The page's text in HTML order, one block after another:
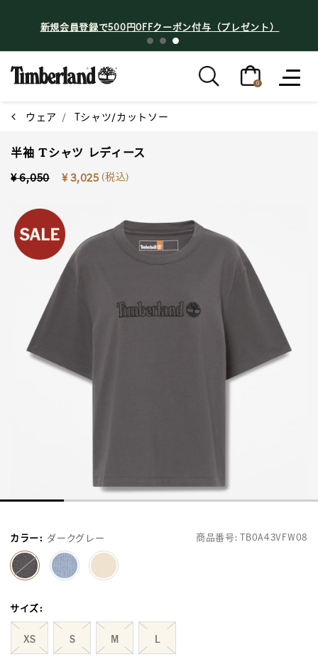
新規会員登録で500円OFFクーポン付与（プレゼント）
0
ウェア Tシャツ/カットソー
半袖 Tシャツ レディース
Price reduced from
¥ 6,050to ¥ 3,025 (税込)
商品番号:TB0A43VFW08
カラー: ダークグレー
サイズ:
XS S M L